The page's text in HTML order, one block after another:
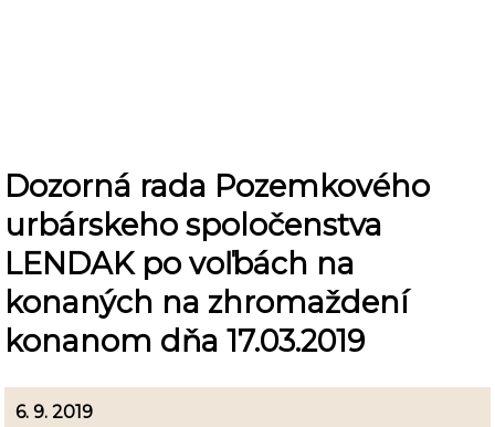
Dozorná rada Pozemkového
urbárskeho spoločenstva
LENDAK po voľbách na
konaných na zhromaždení
konanom dňa 17.03.2019
6. 9. 2019